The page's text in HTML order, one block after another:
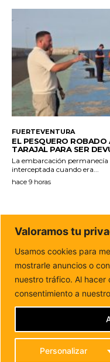
FUERTEVENTURA
EL PESQUERO
TARAJAL PARA SER
La embarcación permanecía
interceptada cuando era...
hace 9 horas